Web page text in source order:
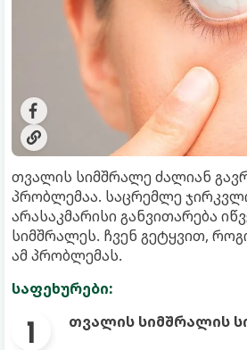
თვალის სიმშრალე ძალიან
პრობლემაა. საცრემლე
არასაკმარისი განვითარება
სიმშრალეს. ჩვენ გეტყვით,
ამ პრობლემას.
საფეხურები:
თვალის სიმშრალის